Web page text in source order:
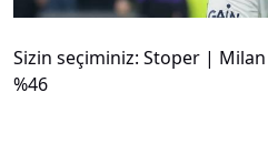
Sizin seçiminiz: Stoper |
%46